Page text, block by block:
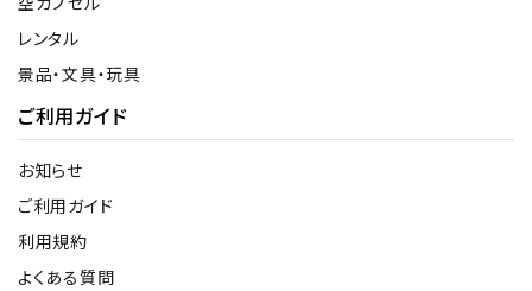
レンタル
景品・文具・玩具
ご利用ガイド
お知らせ
ご利用ガイド
利用規約
よくある質問